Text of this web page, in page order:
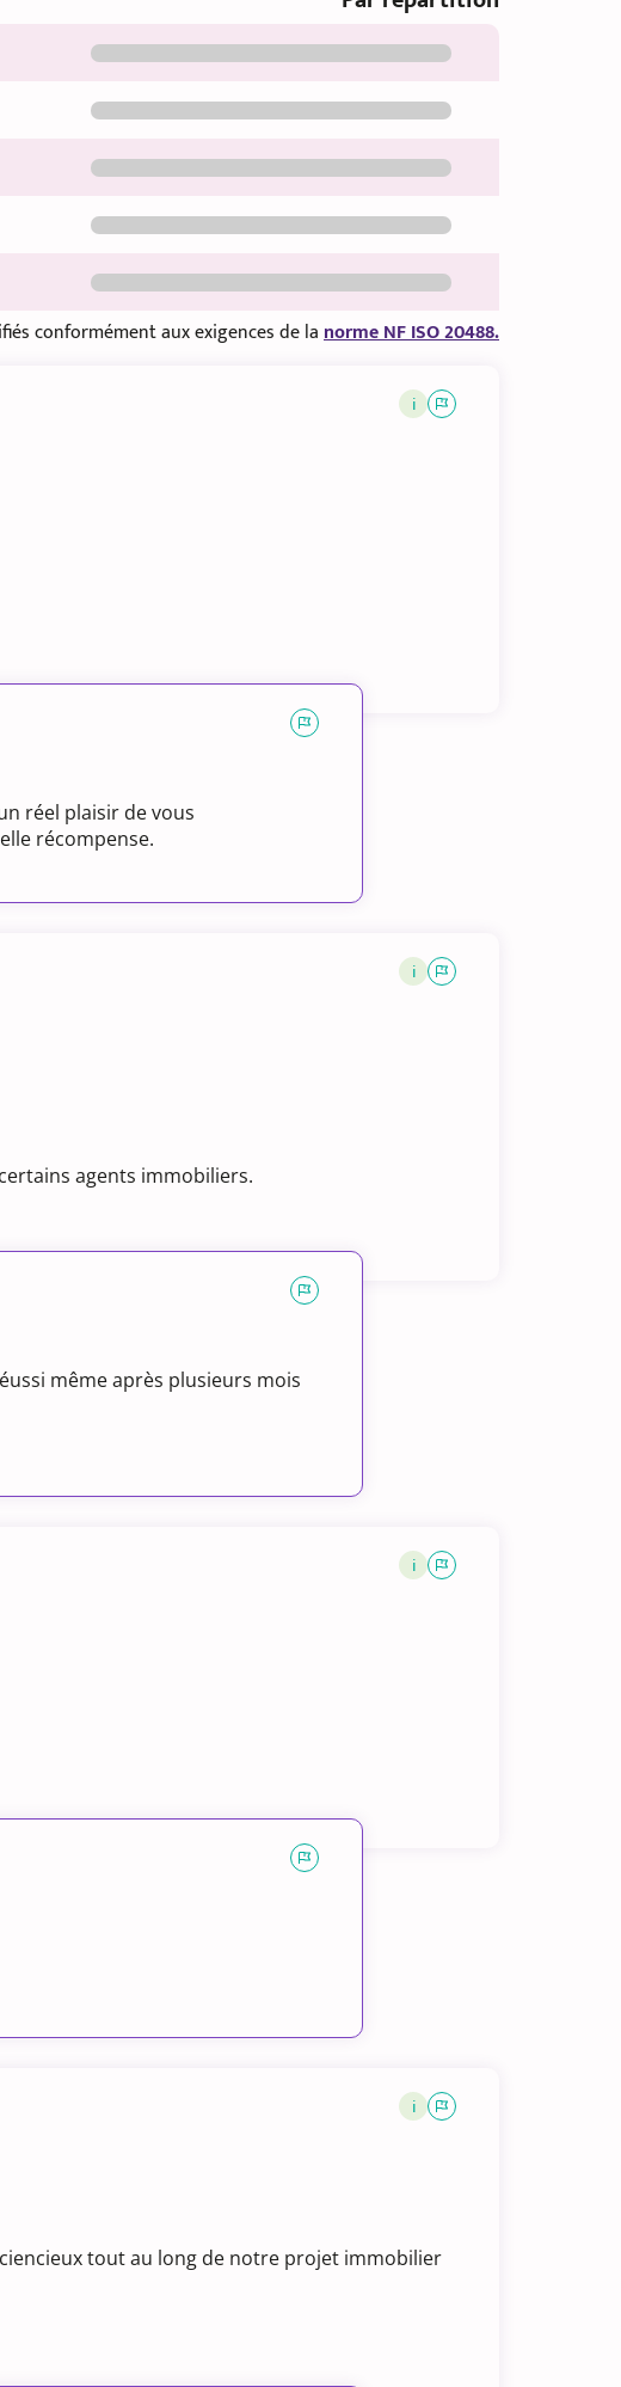
conformément aux exigences de lanorme NF ISO 20488.
i
réel plaisir de vous
récompense.
i
agents immobiliers.
même après plusieurs mois
i
i
tout au long de notre projet immobilier